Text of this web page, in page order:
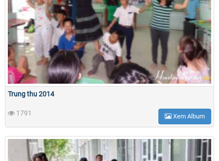
Trung thu 2014
1791 Xem Album